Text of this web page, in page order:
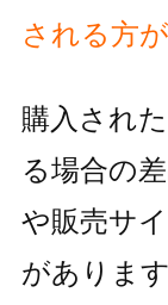
される方が
購入され
る場合の
や販売サ
があります